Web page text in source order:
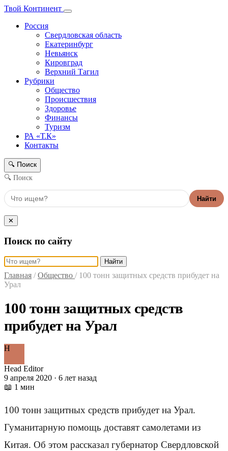
Твой Континент
Россия
Свердловская область
Екатеринбург
Невьянск
Кировград
Верхний Тагил
Рубрики
Общество
Происшествия
Здоровье
Финансы
Туризм
РА «Т.К»
Контакты
🔍 Поиск
🔍 Поиск
Найти
✕
Поиск по сайту
Найти
Главная / Общество / 100 тонн защитных средств прибудет на
Урал
100 тонн защитных средств
прибудет на Урал
H
Head Editor
9 апреля 2020 · 6 лет назад
📖 1 мин
100 тонн защитных средств прибудет на Урал.
Гуманитарную помощь доставят самолетами из
Китая. Об этом рассказал губернатор Свердловской